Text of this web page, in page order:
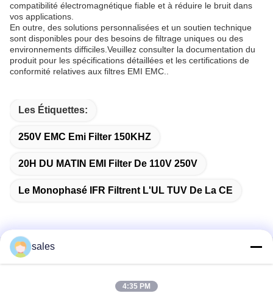
compatibilité électromagnétique fiable et à réduire le bruit dans
vos applications.
En outre, des solutions personnalisées et un soutien technique
sont disponibles pour des besoins de filtrage uniques ou des
environnements difficiles.Veuillez consulter la documentation du
produit pour les spécifications détaillées et les certifications de
conformité relatives aux filtres EMI EMC..
Les Étiquettes:
250V EMC Emi Filter 150KHZ
20H DU MATIN EMI Filter De 110V 250V
Le Monophasé IFR Filtrent L'UL TUV De La CE
Contactez rapidement
sales
4:35 PM